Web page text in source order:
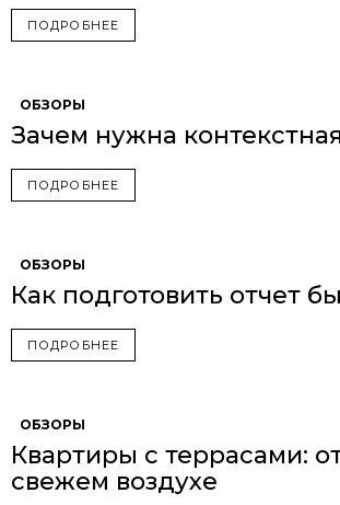
ПОДРОБНЕЕ
ОБЗОРЫ
Зачем нужна
ПОДРОБНЕЕ
ОБЗОРЫ
Как подготовить отчет
ПОДРОБНЕЕ
ОБЗОРЫ
Квартиры с террасами:
свежем воздухе